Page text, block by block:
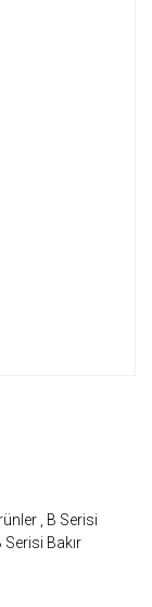
B Serisi
Serisi Bakır